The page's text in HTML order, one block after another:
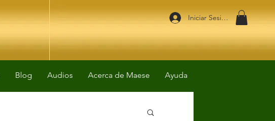
Iniciar Sesión
Blog Audios Acerca de Maese Ayuda